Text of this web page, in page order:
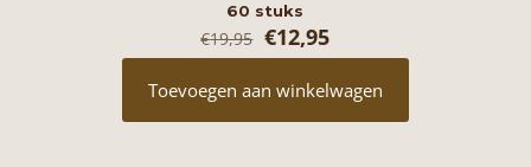
60 stuks
€19,95 Oorspronkelijke
prijs
was:
€19,95.
€12,95Huidige
prijs
is:
€12,95.
Toevoegen aan winkelwagen